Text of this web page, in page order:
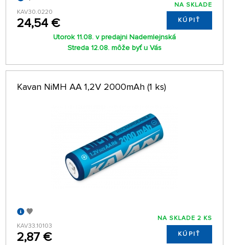
KAV30.0220
24,54 €
NA SKLADE
KÚPIŤ
Utorok 11.08. v predajni Nademlejnská
Streda 12.08. môže byť u Vás
Kavan NiMH AA 1,2V 2000mAh (1 ks)
KAV33.10103
2,87 €
NA SKLADE 2 KS
KÚPIŤ